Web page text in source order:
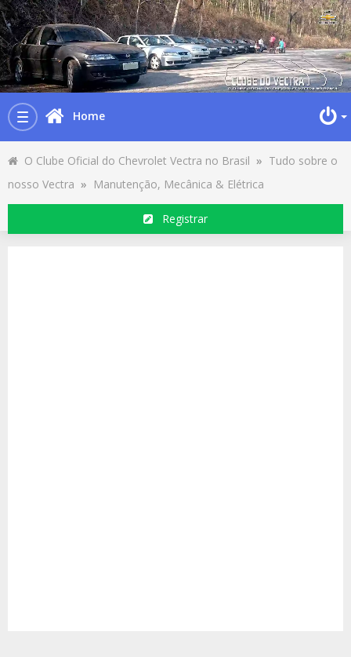
Toggle
navigation
Home
O Clube Oficial do Chevrolet Vectra no Brasil » Tudo sobre o
nosso Vectra » Manutenção, Mecânica & Elétrica
Registrar